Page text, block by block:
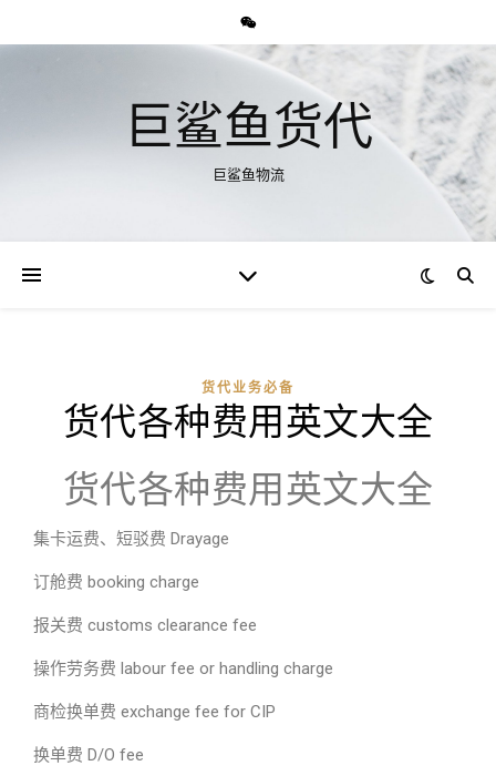
巨鲨鱼货代
巨鲨鱼物流
货代业务必备
货代各种费用英文大全
货代各种费用英文大全
集卡运费、短驳费 Drayage
订舱费 booking charge
报关费 customs clearance fee
操作劳务费 labour fee or handling charge
商检换单费 exchange fee for CIP
换单费 D/O fee